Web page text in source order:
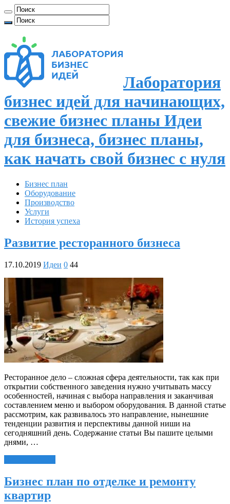
Лаборатория
бизнес идей для начинающих,
свежие бизнес планы Идеи
для бизнеса, бизнес планы,
как начать свой бизнес с нуля
Бизнес план
Оборудование
Производство
Услуги
История успеха
Развитие ресторанного бизнеса
17.10.2019 Идеи 0 44
Ресторанное дело – сложная сфера деятельности, так как при
открытии собственного заведения нужно учитывать массу
особенностей, начиная с выбора направления и заканчивая
составлением меню и выбором оборудования. В данной статье
рассмотрим, как развивалось это направление, нынешние
тенденции развития и перспективы данной ниши на
сегодняшний день. Содержание статьи Вы пашите целыми
днями, …
Бизнес план по отделке и ремонту
квартир